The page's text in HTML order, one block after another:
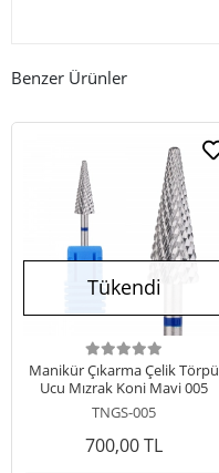
Benzer Ürünler
Tükendi
Manikür Çıkarma Çelik Törpü
Ucu Mızrak Koni Mavi 005
TNGS-005
700,00 TL